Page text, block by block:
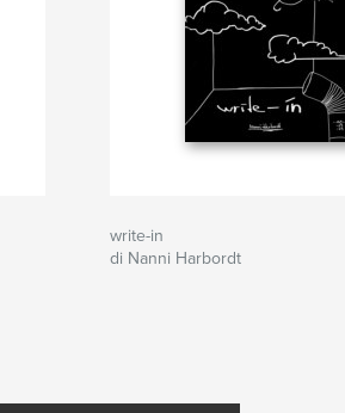
write-in
di Nanni Harbordt